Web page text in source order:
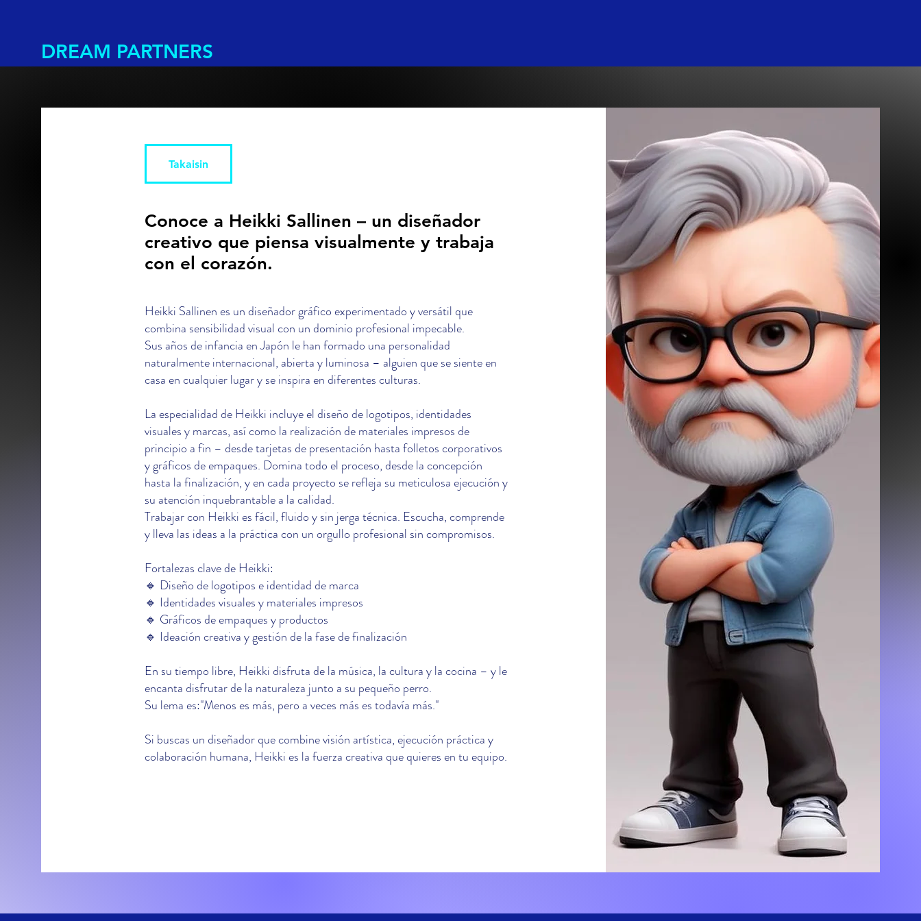
DREAM PARTNERS
Takaisin
Conoce a Heikki Sallinen – un diseñador
creativo que piensa visualmente y trabaja
con el corazón.
Heikki Sallinen es un diseñador gráfico experimentado y versátil que
combina sensibilidad visual con un dominio profesional impecable.
Sus años de infancia en Japón le han formado una personalidad
naturalmente internacional, abierta y luminosa – alguien que se siente en
casa en cualquier lugar y se inspira en diferentes culturas.
La especialidad de Heikki incluye el diseño de logotipos, identidades
visuales y marcas, así como la realización de materiales impresos de
principio a fin – desde tarjetas de presentación hasta folletos corporativos
y gráficos de empaques. Domina todo el proceso, desde la concepción
hasta la finalización, y en cada proyecto se refleja su meticulosa ejecución y
su atención inquebrantable a la calidad.
Trabajar con Heikki es fácil, fluido y sin jerga técnica. Escucha, comprende
y lleva las ideas a la práctica con un orgullo profesional sin compromisos.
Fortalezas clave de Heikki:
🔹 Diseño de logotipos e identidad de marca
🔹 Identidades visuales y materiales impresos
🔹 Gráficos de empaques y productos
🔹 Ideación creativa y gestión de la fase de finalización
En su tiempo libre, Heikki disfruta de la música, la cultura y la cocina – y le
encanta disfrutar de la naturaleza junto a su pequeño perro.
Su lema es:"Menos es más, pero a veces más es todavía más."
Si buscas un diseñador que combine visión artística, ejecución práctica y
colaboración humana, Heikki es la fuerza creativa que quieres en tu equipo.